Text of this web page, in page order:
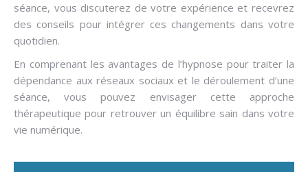
séance, vous discuterez de votre expérience et recevrez
des conseils pour intégrer ces changements dans votre
quotidien.
En comprenant les avantages de l’hypnose pour traiter la
dépendance aux réseaux sociaux et le déroulement d’une
séance, vous pouvez envisager cette approche
thérapeutique pour retrouver un équilibre sain dans votre
vie numérique.